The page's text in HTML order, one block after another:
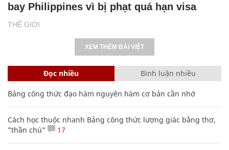
THẾ GIỚI
bay Philippines vì bị phạt quá hạn visa
XEM THÊM BÀI VIẾT
Đọc nhiều Bình luận nhiều
Bảng công thức đạo hàm nguyên hàm cơ bản cần nhớ
Cách học thuộc nhanh Bảng công thức lượng giác bằng thơ,
"thần chú"
17